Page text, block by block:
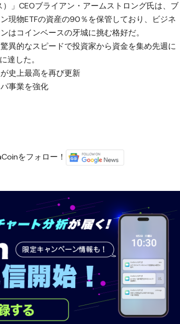
」CEOブライアン・アームストロング氏は、ブ
現物ETFの資産の90％を保管しており、ビジネ
はコインベースの牙城に挑む格好だ。
異的なスピードで投資家から資金を集め先週に
達した。
史上最高を再び更新
事業を強化
をフォロー！